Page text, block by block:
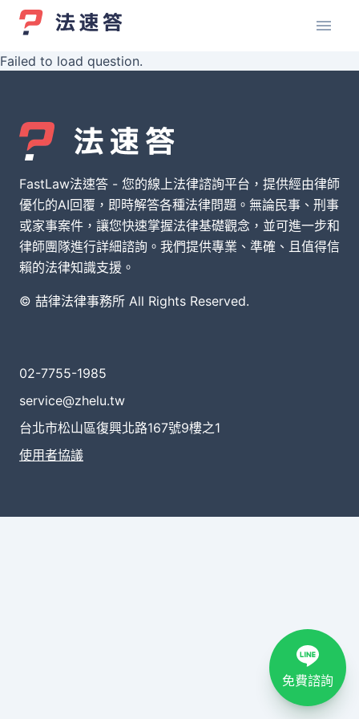
Failed to load question.
FastLaw法速答 - 您的線上法律諮詢平台，提供經由律師
優化的AI回覆，即時解答各種法律問題。無論民事、刑事
或家事案件，讓您快速掌握法律基礎觀念，並可進一步和
律師團隊進行詳細諮詢。我們提供專業、準確、且值得信
賴的法律知識支援。
© 喆律法律事務所 All Rights Reserved.
02-7755-1985
service@zhelu.tw
台北市松山區復興北路167號9樓之1
使用者協議
免費諮詢